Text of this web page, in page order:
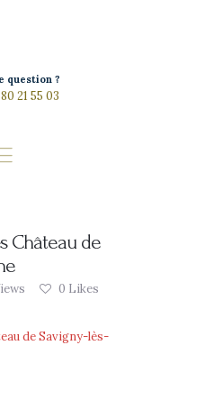
question ?
21 55 03
Château de
0 Likes
de Savigny-lès-